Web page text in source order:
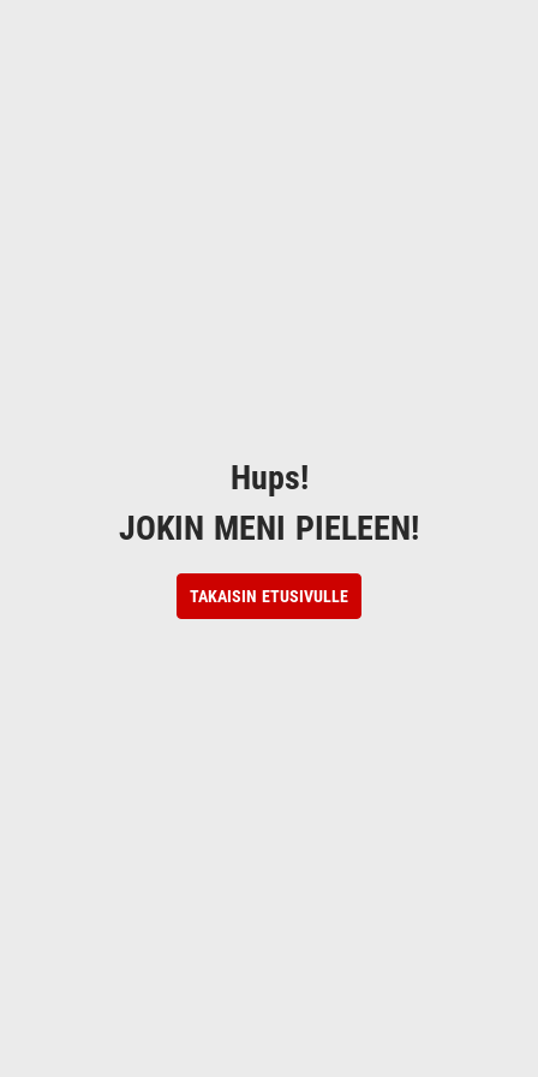
Hups!
JOKIN MENI PIELEEN!
TAKAISIN ETUSIVULLE